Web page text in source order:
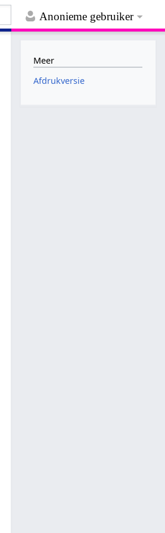
Anonieme gebruiker
Meer
Afdrukversie